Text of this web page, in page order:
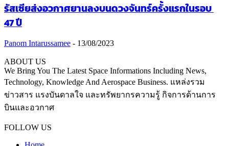
รัสเซียส่งอวกาศยานลงบนดวงจันทร์ครั้งแรกในรอบ
47 ปี
Panom Intarussamee - 13/08/2023
ABOUT US
We Bring You The Latest Space Informations Including News,
Technology, Knowledge And Aerospace Business. แหล่งรวม
ข่าวสาร แรงบันดาลใจ และทรัพยากรความรู้ กิจการด้านการ
บินและอวกาศ
FOLLOW US